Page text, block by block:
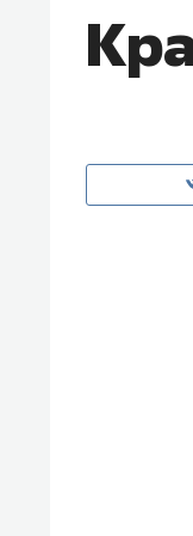
Как ГК